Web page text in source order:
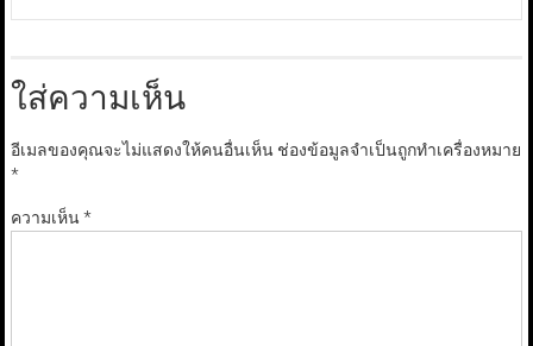
ใส่ความเห็น
อีเมลของคุณจะไม่แสดงให้คนอื่นเห็น ช่องข้อมูลจำเป็นถูกทำเครื่องหมาย
*
ความเห็น*